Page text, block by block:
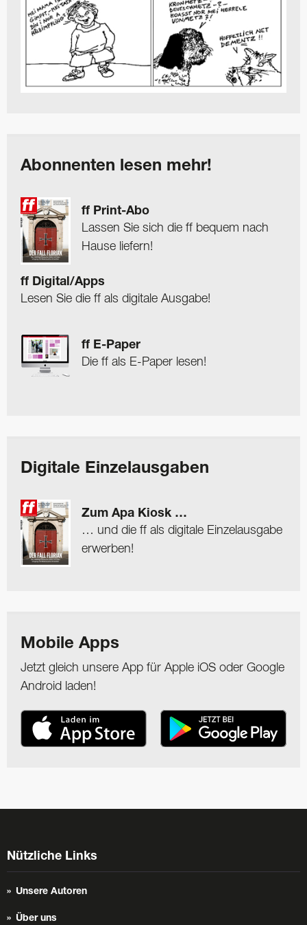
Abonnenten lesen mehr!
ff Print-Abo
Lassen Sie sich die ff bequem nach
Hause liefern!
ff Digital/Apps
Lesen Sie die ff als digitale Ausgabe!
ff E-Paper
Die ff als E-Paper lesen!
Digitale Einzelausgaben
Zum Apa Kiosk …
… und die ff als digitale Einzelausgabe
erwerben!
Mobile Apps
Jetzt gleich unsere App für Apple iOS oder Google
Android laden!
Nützliche Links
Unsere Autoren
Über uns